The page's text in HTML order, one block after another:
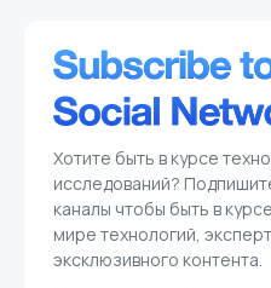
Хотите быть в курсе
исследований?
каналы чтобы быть в
мире технологий,
эксклюзивного контента.